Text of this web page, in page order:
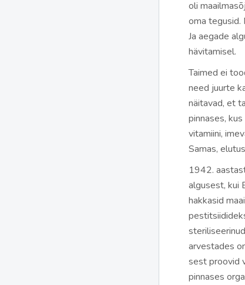
oli
oma tegusid.
Ja aegade
hävitamisel.
Taimed ei
need juurte
näitavad, et
pinnases,
vitamiini,
Samas,
1942.
algusest, kui
hakkasid
arvestades
sest proovid
pinnases